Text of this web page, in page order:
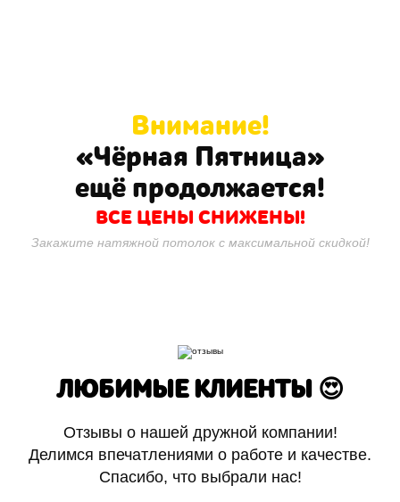
Внимание!
«Чёрная Пятница»
ещё продолжается!
ВСЕ ЦЕНЫ СНИЖЕНЫ!
Закажите натяжной потолок с максимальной скидкой!
ЛЮБИМЫЕ КЛИЕНТЫ 😍
Отзывы о нашей дружной компании!
Делимся впечатлениями о работе и качестве.
Спасибо, что выбрали нас!